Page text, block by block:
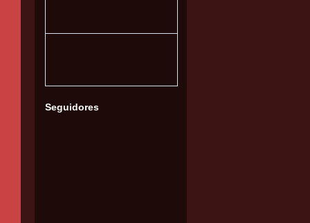
Seguidores